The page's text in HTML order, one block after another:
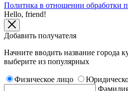
Политика в отношении обработки
Hello, friend!
Добавить получателя
Начните вводить название города
выберите из популярных
Физическое лицо